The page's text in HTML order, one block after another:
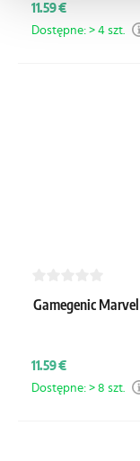
11.59 €
Dostępne: > 4 szt.
Gamegenic
11.59 €
Dostępne: > 8 szt.